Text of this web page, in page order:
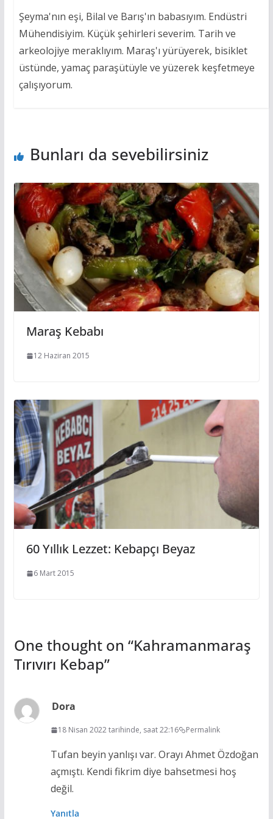
Şeyma'nın eşi, Bilal ve Barış'ın babasıyım. Endüstri
Mühendisiyim. Küçük şehirleri severim. Tarih ve
arkeolojiye meraklıyım. Maraş'ı yürüyerek, bisiklet
üstünde, yamaç paraşütüyle ve yüzerek keşfetmeye
çalışıyorum.
Bunları da sevebilirsiniz
Maraş Kebabı
12 Haziran 2015
60 Yıllık Lezzet: Kebapçı Beyaz
6 Mart 2015
One thought on “Kahramanmaraş
Tırıvırı Kebap”
Dora
18 Nisan 2022 tarihinde, saat 22:16 Permalink
Tufan beyin yanlışı var. Orayı Ahmet Özdoğan
açmıştı. Kendi fikrim diye bahsetmesi hoş
değil.
Yanıtla